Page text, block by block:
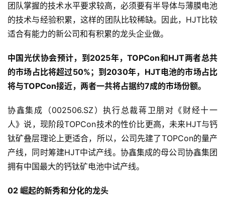
团队掌握的技术水平要求较高，必须要有半导体与薄膜电池
的技术与经验积累，这样的团队比较稀缺。因此，HJT比较
适合有能力的新公司和有积累的龙头企业做。
中国光伏协会预计，到2025年，TOPCon和HJT两者总共
的市场占比将超过50%；到2030年，HJT电池的市场占比
将与TOPCon接近，两者一共将占据约7成的市场份额。
协鑫集成（002506.SZ）执行总裁蒋卫朋对《财经十一
人》说，现阶段TOPCon技术的性价比更高，未来HJT与钙
钛矿叠层理论上更适合，所以，公司先建了TOPCon的量产
产线，同时筹建HJT中试产线。协鑫集成的母公司协鑫集团
拥有中国最大的钙钛矿电池中试产线。
02 崛起的新秀和分化的龙头